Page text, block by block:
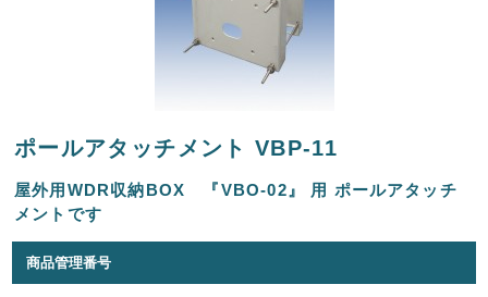
ポールアタッチメント VBP-11
屋外用WDR収納BOX 『VBO-02』 用 ポールアタッチ
メントです
商品管理番号